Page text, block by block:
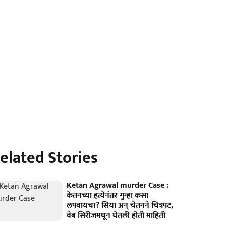
Stories
Ketan Agrawal murder Case :
केतनच्या हत्येनंतर गुन्हा कसा
लपवायचा? सिया अन् चेतनने चित्रपट,
वेब सिरीजमधून घेतली होती माहिती